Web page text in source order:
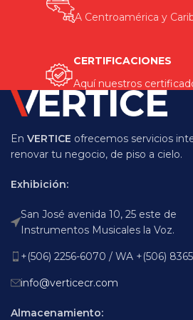
A Centroamérica y
CERTIFICACIONES
Aquí nuestros
En VERTICE ofrecemos servicios
renovar tu negocio, de piso a cielo.
Exhibición:
San José avenida 10, 25 este de
Instrumentos Musicales la Voz.
+(506) 2256-6070 / WA +(506)
info@verticecr.com
Almacenamiento: